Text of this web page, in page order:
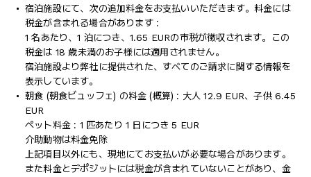
宿泊施設にて、次の追加料金をお支払いいただきます。料金には
税金が含まれる場合があります :
1 名あたり、1 泊につき、1.65 EURの市税が徴収されます。この
税金は 18 歳未満のお子様には適用されません。
宿泊施設より弊社に提供された、すべてのご請求に関する情報を
表示しています。
朝食 (朝食ビュッフェ) の料金 (概算) : 大人 12.9 EUR、子供 6.45
EUR
ペット料金 : 1 匹あたり 1 日につき 5 EUR
介助動物は料金免除
上記項目以外にも、現地にてお支払いが必要な場合があります。
また料金とデポジットには税金が含まれていないことがあり、金